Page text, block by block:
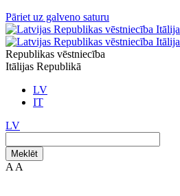
Pāriet uz galveno saturu
Republikas vēstniecība
Itālijas Republikā
LV
IT
LV
Meklēt
A A